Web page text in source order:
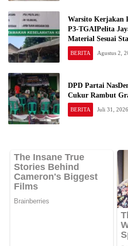
Warsito Kerjakan
P3-TGAIPelita
Material Sesuai
BERITA Agustus 2,
DPD Partai
Cukur Rambut
BERITA Juli 31, 2026